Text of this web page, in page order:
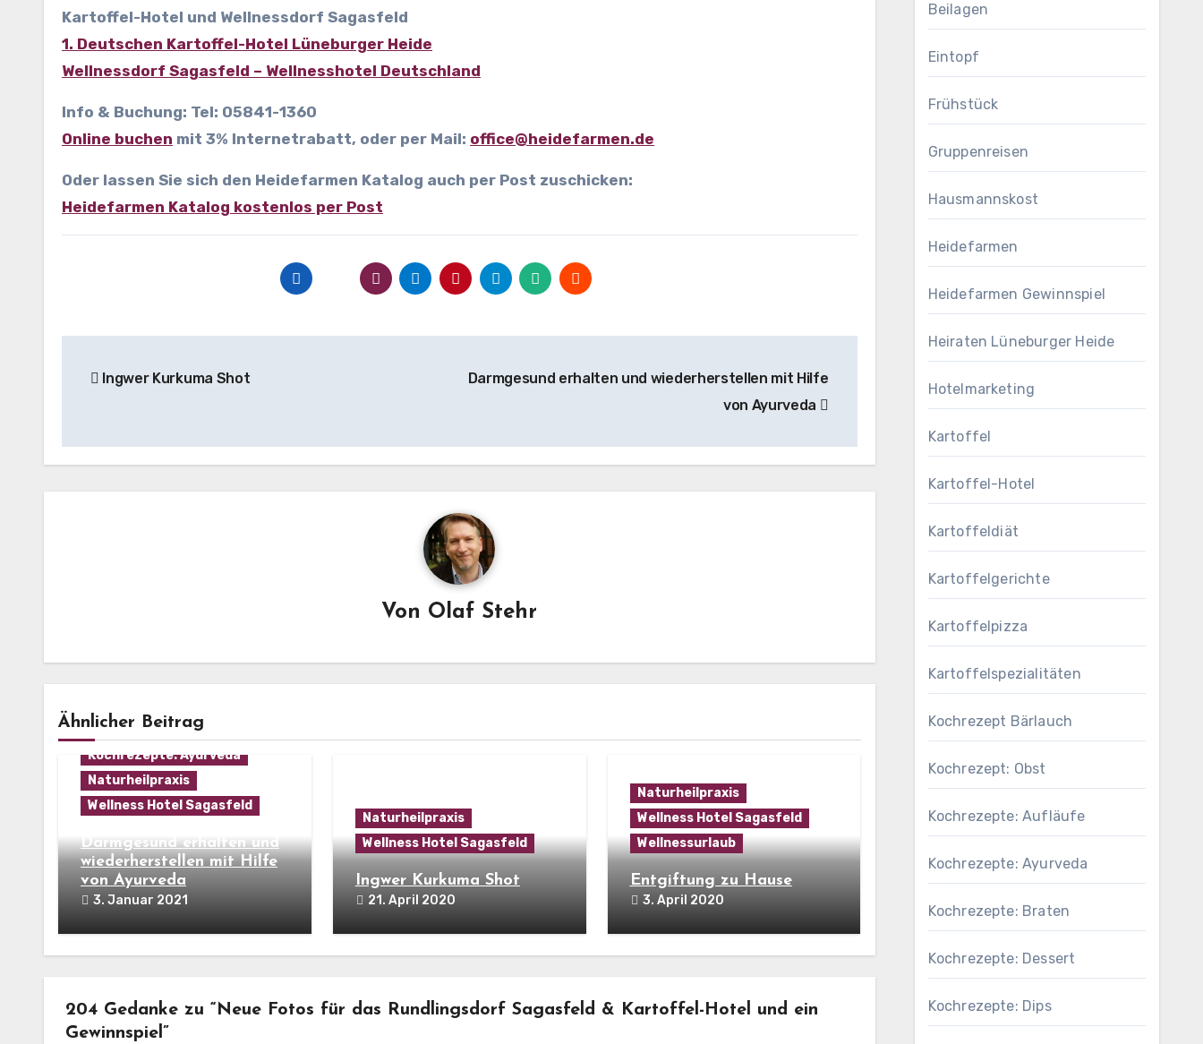
Kartoffel-Hotel und Wellnessdorf Sagasfeld
1. Deutschen Kartoffel-Hotel Lüneburger Heide
Wellnessdorf Sagasfeld – Wellnesshotel Deutschland
Info & Buchung: Tel: 05841-1360
Online buchen mit 3% Internetrabatt, oder per Mail: office@heidefarmen.de
Oder lassen Sie sich den Heidefarmen Katalog auch per Post zuschicken:
Heidefarmen Katalog kostenlos per Post
Ingwer Kurkuma Shot
Darmgesund erhalten und wiederherstellen mit Hilfe
von Ayurveda
Von Olaf Stehr
Ähnlicher Beitrag
Ayurvedaurlaub
Kochrezepte: Ayurveda
Naturheilpraxis
Wellness Hotel Sagasfeld
Darmgesund erhalten und
wiederherstellen mit Hilfe
von Ayurveda
3. Januar 2021
Naturheilpraxis
Wellness Hotel Sagasfeld
Ingwer Kurkuma Shot
21. April 2020
Naturheilpraxis
Wellness Hotel Sagasfeld
Wellnessurlaub
Entgiftung zu Hause
3. April 2020
204 Gedanke zu “Neue Fotos für das Rundlingsdorf Sagasfeld & Kartoffel-Hotel und ein
Gewinnspiel”
Beilagen
Eintopf
Frühstück
Gruppenreisen
Hausmannskost
Heidefarmen
Heidefarmen Gewinnspiel
Heiraten Lüneburger Heide
Hotelmarketing
Kartoffel
Kartoffel-Hotel
Kartoffeldiät
Kartoffelgerichte
Kartoffelpizza
Kartoffelspezialitäten
Kochrezept Bärlauch
Kochrezept: Obst
Kochrezepte: Aufläufe
Kochrezepte: Ayurveda
Kochrezepte: Braten
Kochrezepte: Dessert
Kochrezepte: Dips